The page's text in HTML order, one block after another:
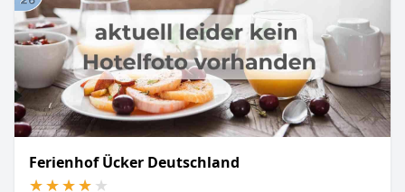
Ferienhof Ücker Deutschland
★★★★★
★★★★★